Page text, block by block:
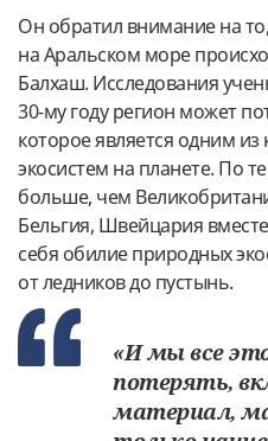
Он обратил внимание на
на Аральском море
Балхаш. Исследования
30-му году регион может
которое является одним
экосистем на планете. По
больше, чем
Бельгия, Швейцария
себя обилие природных
от ледников до пустынь.
«И мы все
потерять,
материал,